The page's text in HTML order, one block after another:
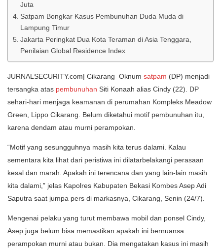
Juta
Satpam Bongkar Kasus Pembunuhan Duda Muda di
Lampung Timur
Jakarta Peringkat Dua Kota Teraman di Asia Tenggara,
Penilaian Global Residence Index
JURNALSECURITY.com| Cikarang–Oknum satpam (DP) menjadi
tersangka atas pembunuhan Siti Konaah alias Cindy (22). DP
sehari-hari menjaga keamanan di perumahan Kompleks Meadow
Green, Lippo Cikarang. Belum diketahui motif pembunuhan itu,
karena dendam atau murni perampokan.
“Motif yang sesungguhnya masih kita terus dalami. Kalau
sementara kita lihat dari peristiwa ini dilatarbelakangi perasaan
kesal dan marah. Apakah ini terencana dan yang lain-lain masih
kita dalami,” jelas Kapolres Kabupaten Bekasi Kombes Asep Adi
Saputra saat jumpa pers di markasnya, Cikarang, Senin (24/7).
Mengenai pelaku yang turut membawa mobil dan ponsel Cindy,
Asep juga belum bisa memastikan apakah ini bernuansa
perampokan murni atau bukan. Dia mengatakan kasus ini masih